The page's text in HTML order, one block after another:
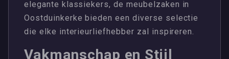
elegante klassiekers, de meubelzaken in
Oostduinkerke bieden een diverse selectie
die elke interieurliefhebber zal inspireren.
Vakmanschap en Stijl